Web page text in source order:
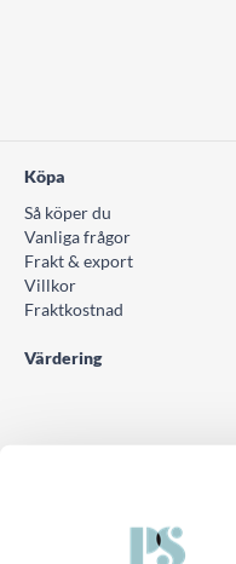
Köpa
Så köper du
Vanliga frågor
Frakt & export
Villkor
Fraktkostnad
Värdering